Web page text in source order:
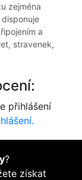
zejména
a
stravenek,
přihlášení
?
získat